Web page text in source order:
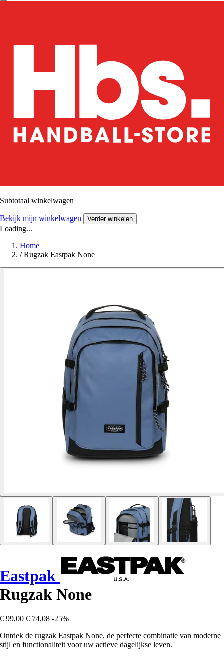
Subtotaal winkelwagen
Bekijk mijn winkelwagen Verder winkelen
Loading...
Home
/ Rugzak Eastpak None
Eastpak
Rugzak None
€ 99,00 € 74,08 -25%
Ontdek de rugzak Eastpak None, de perfecte combinatie van moderne
stijl en functionaliteit voor uw actieve dagelijkse leven.